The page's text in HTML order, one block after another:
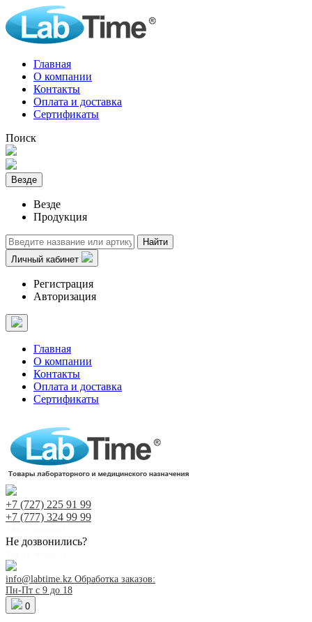
Главная
О компании
Контакты
Оплата и доставка
Сертификаты
Поиск
Везде
Везде
Продукция
Найти
Личный кабинет
Регистрация
Авторизация
Главная
О компании
Контакты
Оплата и доставка
Сертификаты
+7 (727) 225 91 99
+7 (777) 324 99 99
Не дозвонились?
info@labtime.kz Обработка заказов:
Пн-Пт с 9 до 18
0